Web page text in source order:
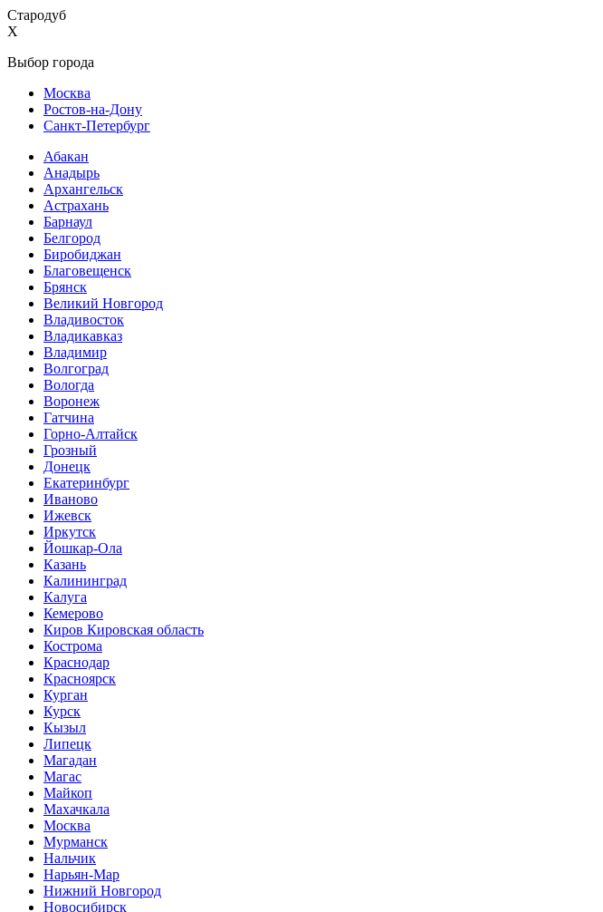
Стародуб
X
Выбор города
Москва
Ростов-на-Дону
Санкт-Петербург
Абакан
Анадырь
Архангельск
Астрахань
Барнаул
Белгород
Биробиджан
Благовещенск
Брянск
Великий Новгород
Владивосток
Владикавказ
Владимир
Волгоград
Вологда
Воронеж
Гатчина
Горно-Алтайск
Грозный
Донецк
Екатеринбург
Иваново
Ижевск
Иркутск
Йошкар-Ола
Казань
Калининград
Калуга
Кемерово
Киров Кировская область
Кострома
Краснодар
Красноярск
Курган
Курск
Кызыл
Липецк
Магадан
Магас
Майкоп
Махачкала
Москва
Мурманск
Нальчик
Нарьян-Мар
Нижний Новгород
Новосибирск